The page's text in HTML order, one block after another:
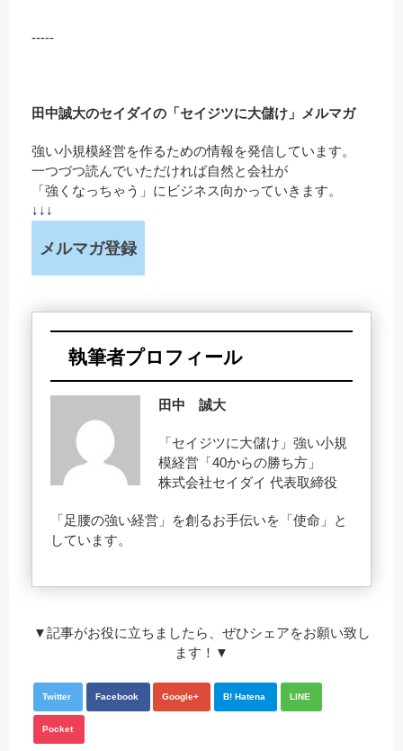
-----
田中誠大のセイダイの「セイジツに大儲け」メルマガ
強い小規模経営を作るための情報を発信しています。
一つづつ読んでいただければ自然と会社が
「強くなっちゃう」にビジネス向かっていきます。
↓↓↓
メルマガ登録
執筆者プロフィール
田中 誠大
「セイジツに大儲け」強い小規
模経営「40からの勝ち方」
株式会社セイダイ 代表取締役
「足腰の強い経営」を創るお手伝いを「使命」と
しています。
▼記事がお役に立ちましたら、ぜひシェアをお願い致し
ます！▼
Twitter Facebook Google+ B! Hatena LINE
Pocket